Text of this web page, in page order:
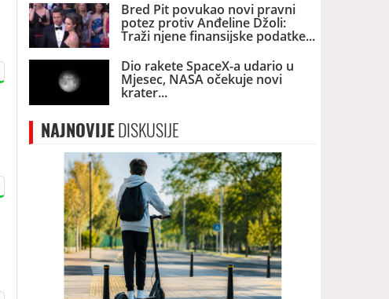
Bred Pit povukao novi pravni
potez protiv Anđeline Džoli:
Traži njene finansijske podatke
Dio rakete SpaceX-a udario u
Mjesec, NASA očekuje novi
krater
NAJNOVIJEDISKUSIJE